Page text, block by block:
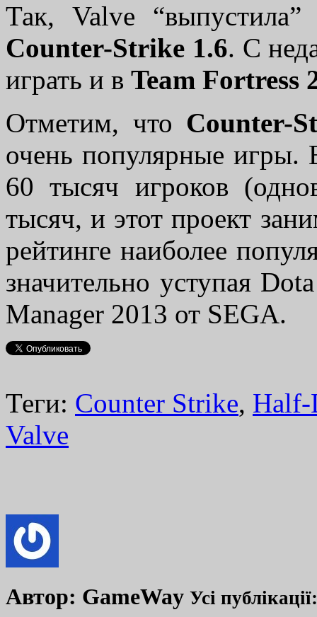
Так, Valve
Counter-Strike 1.6. C
играть и в Team Fortress
Отметим, что Counter-
очень популярные игры.
60 тысяч игроков
тысяч, и этот проект
рейтинге наиболее
значительно уступая
Manager 2013 от SEGA.
Теги: Counter Strike,
Valve
Автор: GameWay Усі